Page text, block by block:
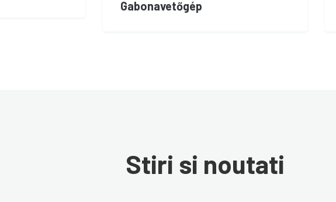
Gabonavetőgép
Stiri si noutati